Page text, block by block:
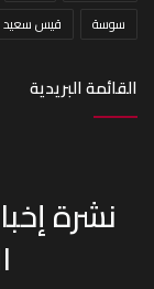
سوسة
قيس سعيد
القائمة البريدية
نشرة